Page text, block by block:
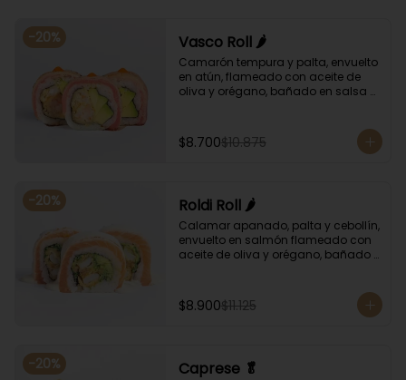
-20% Vasco Roll 🌶️
Camarón tempura y palta, envuelto
en atún, flameado con aceite de
oliva y orégano, bañado en salsa
$8.700$10.875
-20% Roldi Roll 🌶️
Calamar apanado, palta y cebollín,
envuelto en salmón flameado con
aceite de oliva y orégano, bañado
$8.900$11.125
-20% Caprese 🥬